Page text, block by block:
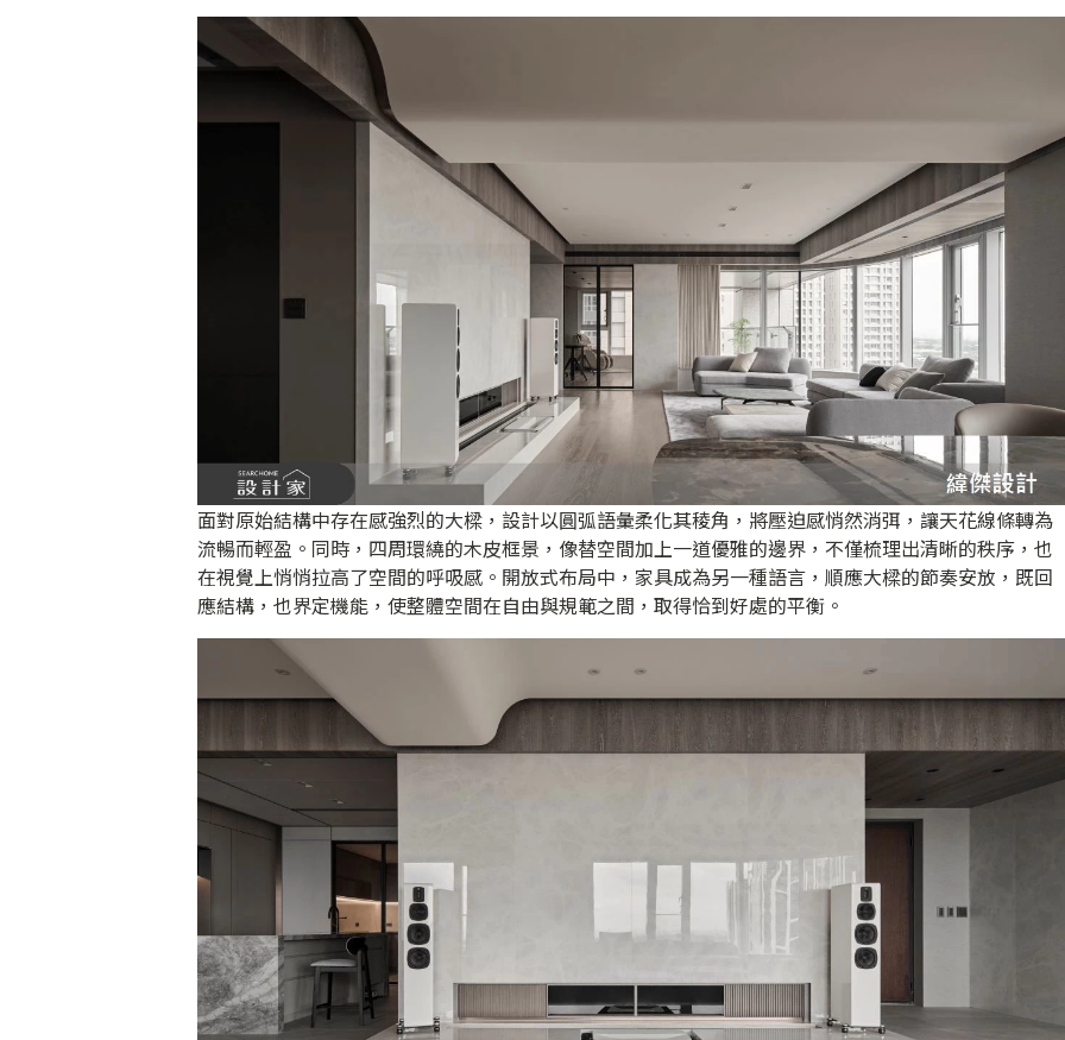
面對原始結構中存在感強烈的大樑，設計以圓弧語彙柔化其稜角，將壓迫感悄然消弭，讓天花線條轉為
流暢而輕盈。同時，四周環繞的木皮框景，像替空間加上一道優雅的邊界，不僅梳理出清晰的秩序，也
在視覺上悄悄拉高了空間的呼吸感。開放式布局中，家具成為另一種語言，順應大樑的節奏安放，既回
應結構，也界定機能，使整體空間在自由與規範之間，取得恰到好處的平衡。